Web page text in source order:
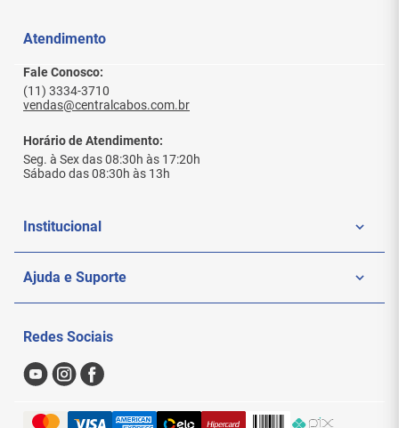
Atendimento
Fale Conosco:
(11) 3334-3710
vendas@centralcabos.com.br
Horário de Atendimento:
Seg. à Sex das 08:30h às 17:20h
Sábado das 08:30h às 13h
Institucional
Quem Somos
Nossas Lojas
Formas de Pagamento
Trocas e Devoluções
Ajuda e Suporte
Sac
Redes Sociais